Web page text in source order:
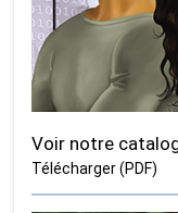
Voir notre
Télécharger (PDF)